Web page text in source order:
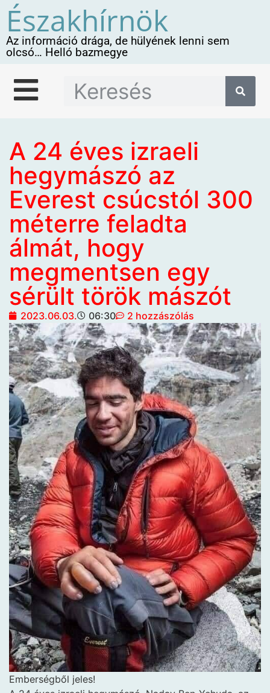
Északhírnök
Az információ drága, de hülyének lenni sem
olcsó… Helló bazmegye
A 24 éves izraeli
hegymászó az
Everest csúcstól 300
méterre feladta
álmát, hogy
megmentsen egy
sérült török mászót
2023.06.03. 06:30 2 hozzászólás
Emberségből jeles!